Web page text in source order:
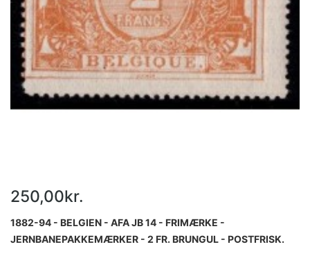
250,00kr.
1882-94 - BELGIEN - AFA JB 14 - FRIMÆRKE -
JERNBANEPAKKEMÆRKER - 2 FR. BRUNGUL - POSTFRISK.